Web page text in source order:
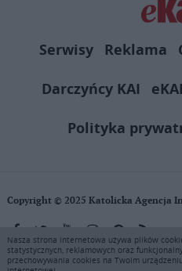
Serwisy Reklama
Darczyńcy KAI
Polityka
Copyright © 2025 Katolicka Agencja
KAI zastrzega wszelkie prawa do
i drukować fragmenty zawartości
Nasza strona internetowa używa plików
statystycznych, reklamowych oraz
przechowywania cookies na Twoim